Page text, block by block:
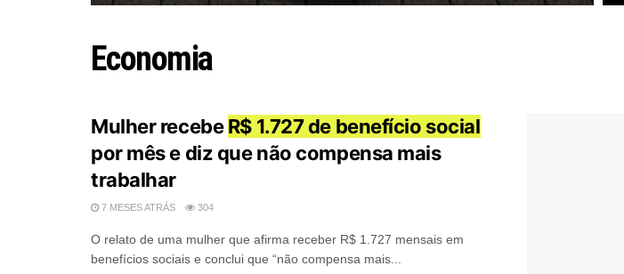
Economia
Mulher recebeR$ 1.727 de benefício social
por mês e diz que não compensa mais
trabalhar
7 MESES ATRÁS 304
O relato de uma mulher que afirma receber R$ 1.727 mensais em
benefícios sociais e conclui que “não compensa mais...